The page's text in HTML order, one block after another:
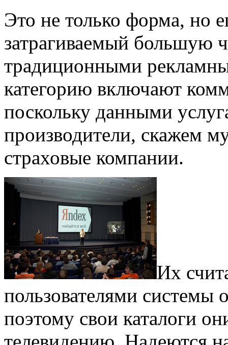
Это не только форма, но
затрагиваемый большую
традиционными
категорию включают
поскольку данными
производители, скажем
страховые компании.
Их
пользователями системы
поэтому свои каталоги